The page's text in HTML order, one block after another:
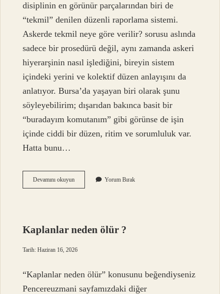
disiplinin en görünür parçalarından biri de
“tekmil” denilen düzenli raporlama sistemi.
Askerde tekmil neye göre verilir? sorusu aslında
sadece bir prosedürü değil, aynı zamanda askeri
hiyerarşinin nasıl işlediğini, bireyin sistem
içindeki yerini ve kolektif düzen anlayışını da
anlatıyor. Bursa’da yaşayan biri olarak şunu
söyleyebilirim; dışarıdan bakınca basit bir
“buradayım komutanım” gibi görünse de işin
içinde ciddi bir düzen, ritim ve sorumluluk var.
Hatta bunu…
Devamını okuyunAskerde
tekmil
Yorum Bırak
Kaplanlar neden ölür ?
Tarih: Haziran 16, 2026
“Kaplanlar neden ölür” konusunu beğendiyseniz
Pencereuzmani sayfamızdaki diğer